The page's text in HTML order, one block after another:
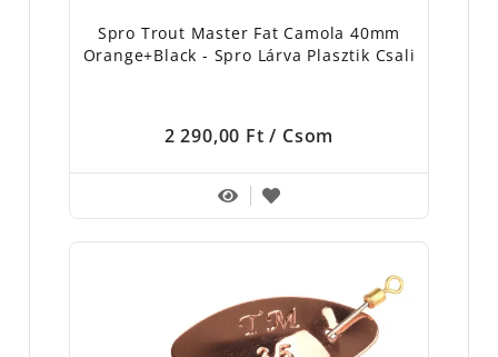
Spro Trout Master Fat Camola 40mm
Orange+Black - Spro Lárva Plasztik Csali
2 290,00 Ft/ Csom